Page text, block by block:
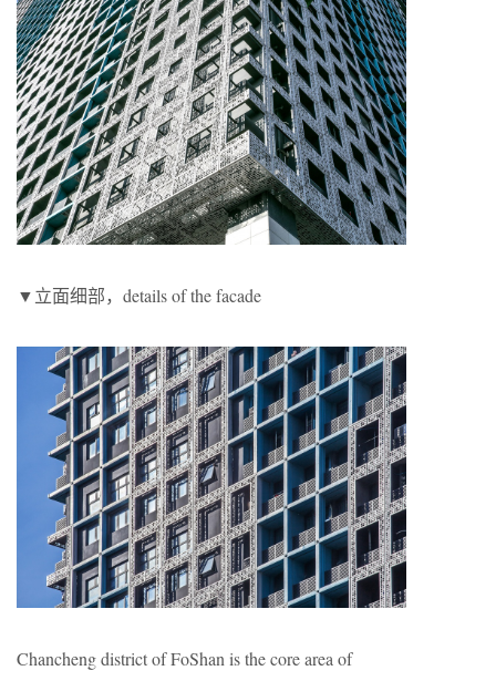
▼立面细部，details of the facade
Chancheng district of FoShan is the core area of